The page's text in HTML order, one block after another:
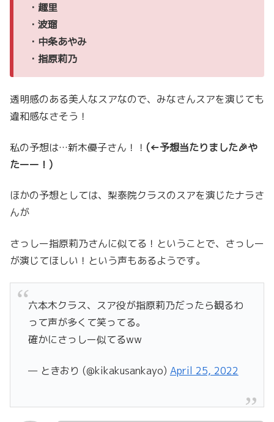
・趣里
・波瑠
・中条あやみ
・指原莉乃
透明感のある美人なスアなので、みなさんスアを演じても
違和感なさそう！
私の予想は…新木優子さん！！ (←予想当たりました🎉や
たーー！)
ほかの予想としては、梨泰院クラスのスアを演じたナラさ
んが
さっしー指原莉乃さんに似てる！ということで、さっしー
が演じてほしい！という声もあるようです。
六本木クラス、スア役が指原莉乃だったら観るわ
って声が多くて笑ってる。
確かにさっしー似てるww
— ときおり (@kikakusankayo) April 25, 2022